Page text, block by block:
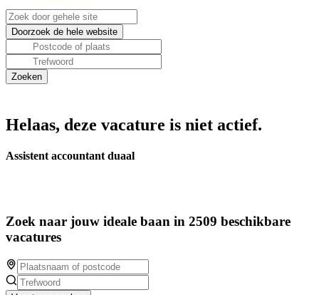
Helaas, deze vacature is niet actief.
Assistent accountant duaal
Zoek naar jouw ideale baan in 2509 beschikbare
vacatures